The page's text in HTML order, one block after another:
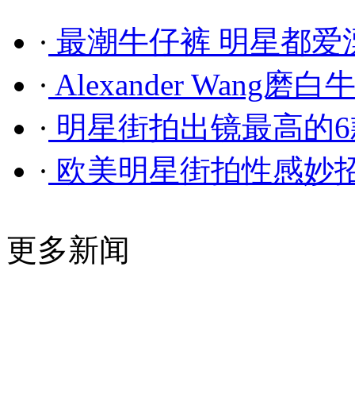
· 最潮牛仔裤 明星都爱
· Alexander Wang磨白
· 明星街拍出镜最高的
· 欧美明星街拍性感妙
更多新闻